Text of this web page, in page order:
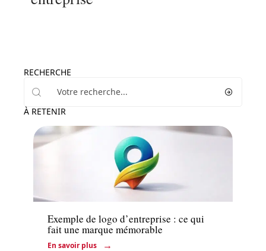
RECHERCHE
À RETENIR
Exemple de logo d’entreprise : ce qui
fait une marque mémorable
En savoir plus